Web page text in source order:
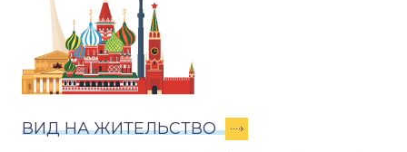
ВИД НА ЖИТЕЛЬСТВО